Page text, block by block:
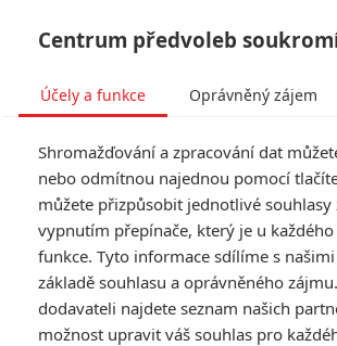
Přihlášení
Jméno:
Centrum předvoleb
Účely a funkce Oprávněný zájem
Shromažďování a zpracování dat
nebo odmítnou najednou pomocí
můžete přizpůsobit jednotlivé
vypnutím přepínače, který je u
funkce. Tyto informace sdílíme s
základě souhlasu a oprávněného
dodavateli najdete seznam našich
možnost upravit váš souhlas pro